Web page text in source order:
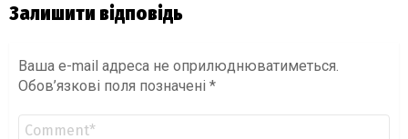
Залишити відповідь
Ваша e-mail адреса не оприлюднюватиметься.
Обов’язкові поля позначені *